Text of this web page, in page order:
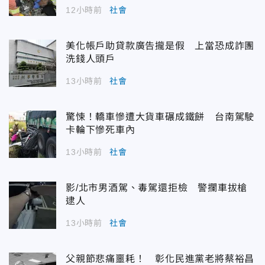
12小時前 社會
美化帳戶助貸款廣告攏是假 上當恐成詐團
洗錢人頭戶
13小時前 社會
驚悚！轎車慘遭大貨車碾成鐵餅 台南駕駛
卡輪下慘死車內
13小時前 社會
影/北市男酒駕、毒駕還拒檢 警攔車拔槍
逮人
13小時前 社會
父親節悲痛噩耗！ 彰化民進黨老將蔡裕昌